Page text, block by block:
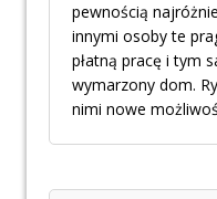
pewnością
innymi osoby te
płatną pracę i tym
wymarzony dom.
nimi nowe